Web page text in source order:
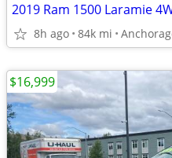
2019 Ram 1500 Laramie
8h ago 84k mi
$16,999